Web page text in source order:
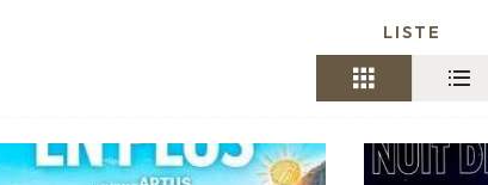
LISTE